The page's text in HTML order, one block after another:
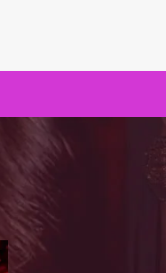
Show 9